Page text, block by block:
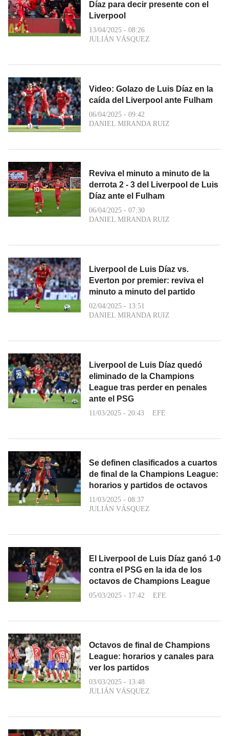
Díaz para decir presente con el
Liverpool
13/04/2025 - 08:26
JULIÁN VÁSQUEZ
Video: Golazo de Luis Díaz en la
caída del Liverpool ante Fulham
06/04/2025 - 09:42
DANIEL MIRANDA RUIZ
Reviva el minuto a minuto de la
derrota 2 - 3 del Liverpool de Luis
Díaz ante el Fulham
06/04/2025 - 07:30
DANIEL MIRANDA RUIZ
Liverpool de Luis Díaz vs.
Everton por premier: reviva el
minuto a minuto del partido
02/04/2025 - 13:51
DANIEL MIRANDA RUIZ
Liverpool de Luis Díaz quedó
eliminado de la Champions
League tras perder en penales
ante el PSG
11/03/2025 - 20:43 EFE
Se definen clasificados a cuartos
de final de la Champions League:
horarios y partidos de octavos
11/03/2025 - 08:37
JULIÁN VÁSQUEZ
El Liverpool de Luis Díaz ganó 1-0
contra el PSG en la ida de los
octavos de Champions League
05/03/2025 - 17:42 EFE
Octavos de final de Champions
League: horarios y canales para
ver los partidos
03/03/2025 - 13:48
JULIÁN VÁSQUEZ